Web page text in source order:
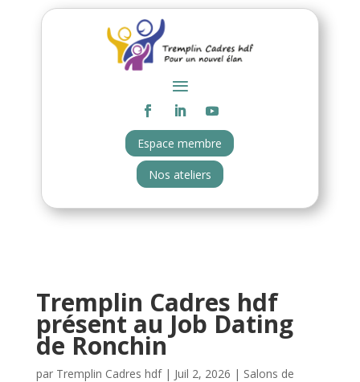
Espace membre
Nos ateliers
Tremplin Cadres hdf
présent au Job Dating
de Ronchin
par Tremplin Cadres hdf| Juil 2, 2026 | Salons de